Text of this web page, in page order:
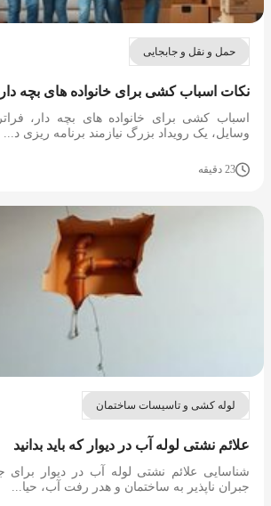
حمل و نقل و جابجایی
نکات اسباب کشی برای خانواده های بچه دار
اسباب کشی برای خانواده های بچه دار،
وسایل، یک رویداد بزرگ نیازمند برنامه ریزی د...
23 دقیقه
لوله کشی و تاسیسات ساختمان
علائم نشتی لوله آب در دیوار که باید بدانید
شناسایی علائم نشتی لوله آب در دیوار برای
جبران ناپذیر به ساختمان و هدر رفت آب، حیا...